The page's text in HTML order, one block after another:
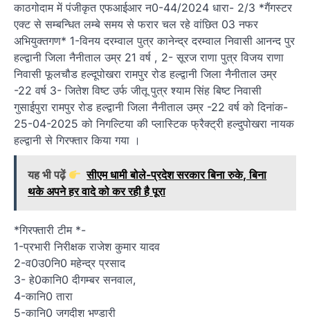
काठगोदाम में पंजीकृत एफआईआर न0-44/2024 धारा- 2/3 *गैंगस्टर
एक्ट से सम्बन्धित लम्बे समय से फरार चल रहे वांछित 03 नफर
अभियुक्तगण* 1-विनय दरम्वाल पुत्र कानेन्द्र दरम्वाल निवासी आनन्द पुर
हल्द्वानी जिला नैनीताल उम्र 21 वर्ष , 2- सूरज राणा पुत्र विजय राणा
निवासी फूलचौड हल्दूपोखरा रामपुर रोड हल्द्वानी जिला नैनीताल उम्र
-22 वर्ष 3- जितेश विष्ट उर्फ जीतू पुत्र श्याम सिंह बिष्ट निवासी
गुसाईपुरा रामपुर रोड हल्द्वानी जिला नैनीताल उम्र -22 वर्ष को दिनांक-
25-04-2025 को निगल्टिया की प्लास्टिक फ्रैक्ट्री हल्दुपोखरा नायक
हल्द्वानी से गिरफ्तार किया गया ।
यह भी पढ़ें
सीएम धामी बोले-प्रदेश सरकार बिना रुके, बिना
थके अपने हर वादे को कर रही है पूरा
*गिरफ्तारी टीम *-
1-प्रभारी निरीक्षक राजेश कुमार यादव
2-व0उ0नि0 महेन्द्र प्रसाद
3- हे0कानि0 दीगम्बर सनवाल,
4-कानि0 तारा
5-कानि0 जगदीश भण्डारी